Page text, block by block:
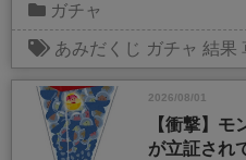
ガチャ
あみだくじ ガチャ 結果
2026/08/01
【衝撃】
が立証され